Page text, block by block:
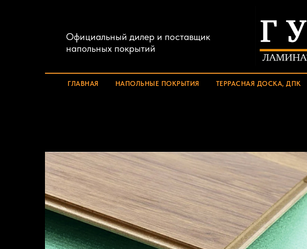
Официальный дилер и поставщик
напольных покрытий
ГЛАВНАЯ НАПОЛЬНЫЕ ПОКРЫТИЯ ТЕРРАСНАЯ ДОСКА, ДПК